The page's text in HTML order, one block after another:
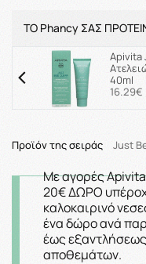
ΤΟ Phancy ΣΑΣ
Apivita
40ml
16.29€
Προϊόν της σειράς Just
Με αγορές
20€ ΔΩΡΟ
καλοκαιρινό
ένα δώρο ανά
έως
αποθεμάτων.